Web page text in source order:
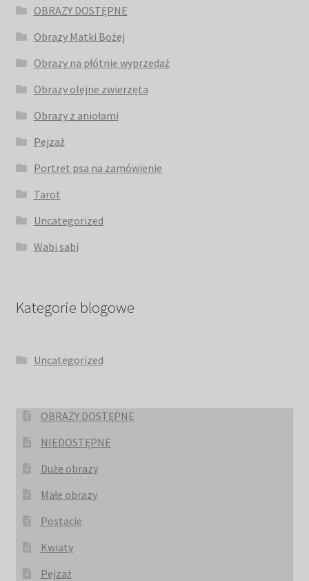
OBRAZY DOSTĘPNE
Obrazy Matki Bożej
Obrazy na płótnie wyprzedaż
Obrazy olejne zwierzęta
Obrazy z aniołami
Pejzaż
Portret psa na zamówienie
Tarot
Uncategorized
Wabi sabi
Kategorie blogowe
Uncategorized
OBRAZY DOSTĘPNE
NIEDOSTĘPNE
Duże obrazy
Małe obrazy
Postacie
Kwiaty
Pejzaż